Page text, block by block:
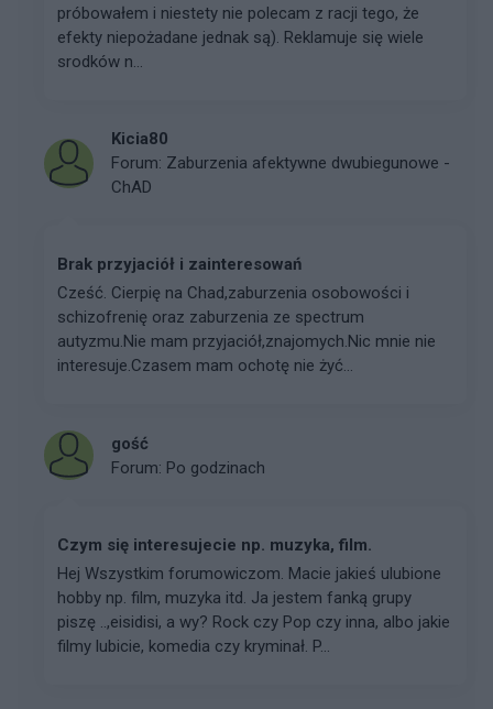
próbowałem i niestety nie polecam z racji tego, że
efekty niepożadane jednak są). Reklamuje się wiele
srodków n...
Kicia80
Forum: Zaburzenia afektywne dwubiegunowe -
ChAD
Brak przyjaciół i zainteresowań
Cześć. Cierpię na Chad,zaburzenia osobowości i
schizofrenię oraz zaburzenia ze spectrum
autyzmu.Nie mam przyjaciół,znajomych.Nic mnie nie
interesuje.Czasem mam ochotę nie żyć...
gość
Forum: Po godzinach
Czym się interesujecie np. muzyka, film.
Hej Wszystkim forumowiczom. Macie jakieś ulubione
hobby np. film, muzyka itd. Ja jestem fanką grupy
piszę ..,eisidisi, a wy? Rock czy Pop czy inna, albo jakie
filmy lubicie, komedia czy kryminał. P...